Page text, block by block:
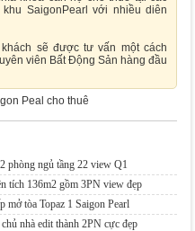
khu SaigonPearl với nhiều diên
sẽ được tư vấn một cách
viên Bất Động Sản hàng đầu
Peal cho thuê
phòng ngủ tầng 22 view Q1
tích 136m2 gồm 3PN view đẹp
mở tòa Topaz 1 Saigon Pearl
nhà edit thành 2PN cực đẹp